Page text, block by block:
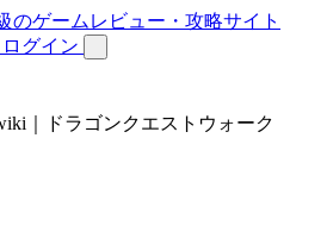
ログイン
｜ドラゴンクエストウォーク